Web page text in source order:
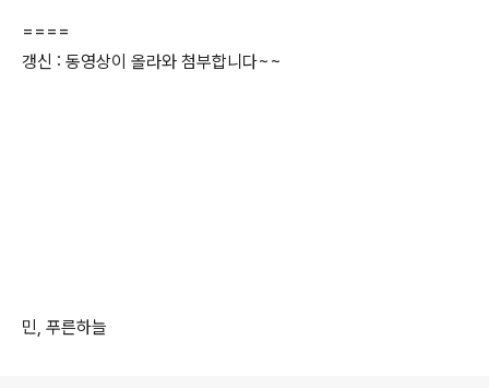
====
갱신 : 동영상이 올라와 첨부합니다~~
민, 푸른하늘